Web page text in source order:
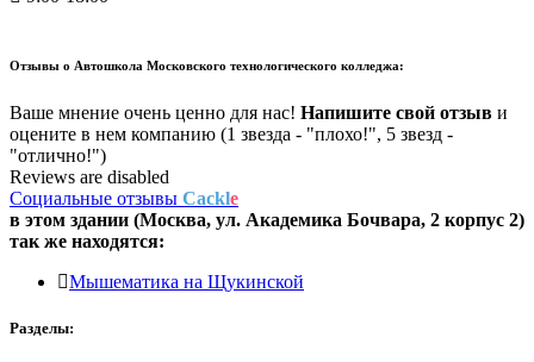
Отзывы о Автошкола Московского технологического колледжа:
Ваше мнение очень ценно для нас! Напишите свой отзыв и
оцените в нем компанию (1 звезда - "плохо!", 5 звезд -
"отлично!")
Reviews are disabled
Социальные отзывы Cackle
в этом здании (Москва, ул. Академика Бочвара, 2 корпус 2)
так же находятся:
Мышематика на Щукинской
Разделы: